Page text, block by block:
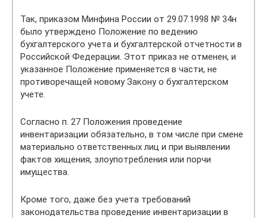
Так, приказом Минфина России от 29.07.1998 № 34н
было утверждено Положение по ведению
бухгалтерского учета и бухгалтерской отчетности в
Российской Федерации. Этот приказ не отменен, и
указанное Положение применяется в части, не
противоречащей новому Закону о бухгалтерском
учете.
Согласно п. 27 Положения проведение
инвентаризации обязательно, в том числе при смене
материально ответственных лиц и при выявлении
фактов хищения, злоупотребления или порчи
имущества.
Кроме того, даже без учета требований
законодательства проведение инвентаризации в